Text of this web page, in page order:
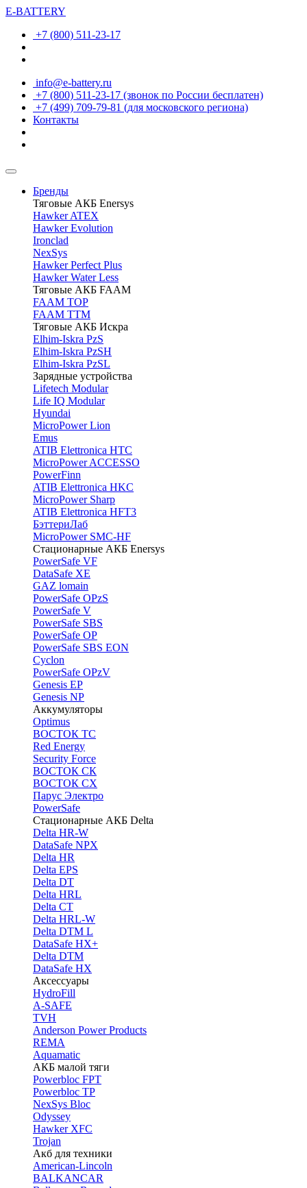
E-BATTERY
+7 (800) 511-23-17
info@e-battery.ru
+7 (800) 511-23-17 (звонок по России бесплатен)
+7 (499) 709-79-81 (для московского региона)
Контакты
Бренды
Тяговые АКБ Enersys
Hawker ATEX
Hawker Evolution
Ironclad
NexSys
Hawker Perfect Plus
Hawker Water Less
Тяговые АКБ FAAM
FAAM TOP
FAAM TTM
Тяговые АКБ Искра
Elhim-Iskra PzS
Elhim-Iskra PzSH
Elhim-Iskra PzSL
Зарядные устройства
Lifetech Modular
Life IQ Modular
Hyundai
MicroPower Lion
Emus
ATIB Elettronica HTC
MicroPower ACCESSO
PowerFinn
ATIB Elettronica HKC
MicroPower Sharp
ATIB Elettronica HFT3
БэттериЛаб
MicroPower SMC-HF
Стационарные АКБ Enersys
PowerSafe VF
DataSafe XE
GAZ lomain
PowerSafe OPzS
PowerSafe V
PоwerSafe SBS
PowerSafe OP
PоwerSafe SBS EON
Cyclon
PowerSafe OPzV
Genesis EP
Genesis NP
Аккумуляторы
Optimus
ВОСТОК ТС
Red Energy
Security Force
ВОСТОК СК
ВОСТОК СХ
Парус Электро
PowerSafe
Стационарные АКБ Delta
Delta HR-W
DataSafe NPX
Delta HR
Delta EPS
Delta DT
Delta HRL
Delta CT
Delta HRL-W
Delta DTM L
DataSafe HX+
Delta DTM
DataSafe HX
Аксессуары
HydroFill
A-SAFE
TVH
Anderson Power Products
REMA
Aquamatic
АКБ малой тяги
Powerbloc FPT
Powerbloc TP
NexSys Bloc
Odyssey
Hawker XFC
Trojan
Акб для техники
American-Lincoln
BALKANCAR